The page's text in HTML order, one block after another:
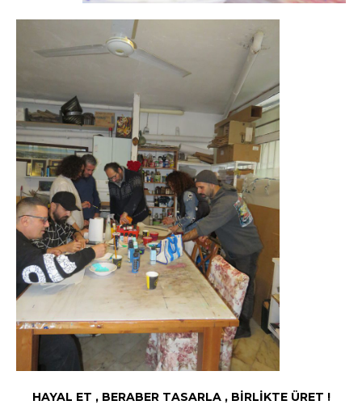
HAYAL ET , BERABER TASARLA , BİRLİKTE ÜRET !